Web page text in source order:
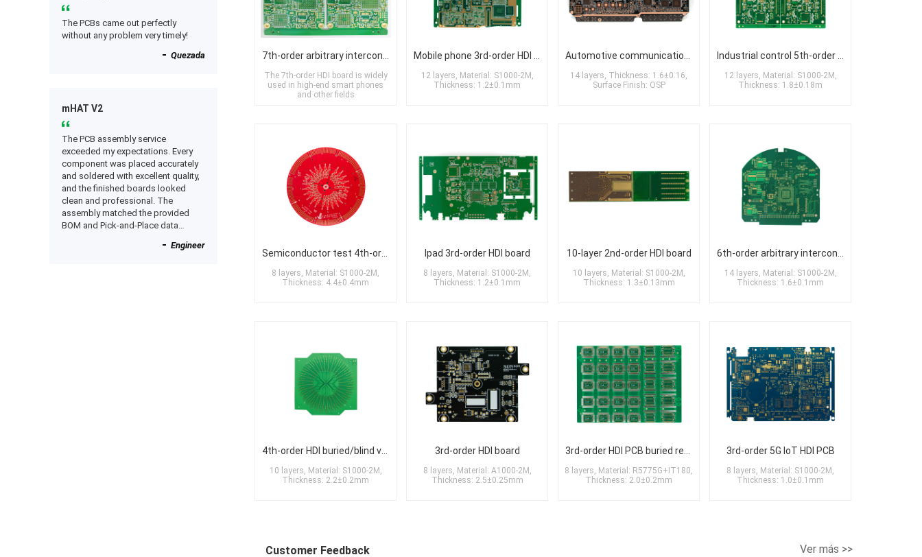
The 7th-order HDI board is widely
used in high-end smart phones
and other fields
12 layers, Material: S1000-2M,
Thickness: 1.2±0.1mm
14 layers, Thickness: 1.6±0.16,
Surface Finish: OSP
12 layers, Material: S1000-2M,
Thickness: 1.8±0.18m
8 layers, Material: S1000-2M,
Thickness: 4.4±0.4mm
Ipad 3rd-order HDI board
8 layers, Material: S1000-2M,
Thickness: 1.2±0.1mm
10-layer 2nd-order HDI board
10 layers, Material: S1000-2M,
Thickness: 1.3±0.13mm
14 layers, Material: S1000-2M,
Thickness: 1.6±0.1mm
10 layers, Material: S1000-2M,
Thickness: 2.2±0.2mm
3rd-order HDI board
8 layers, Material: A1000-2M,
Thickness: 2.5±0.25mm
8 layers, Material: R5775G+IT180,
Thickness: 2.0±0.2mm
3rd-order 5G IoT HDI PCB
8 layers, Material: S1000-2M,
Thickness: 1.0±0.1mm
Customer Feedback Ver más >>
The PCBs came out perfectly
without any problem very timely!
Quezada
mHAT V2
The PCB assembly service
exceeded my expectations. Every
component was placed accurately
and soldered with excellent quality,
and the finished boards looked
clean and professional. The
assembly matched the provided
BOM and Pick-and-Place data
expected after receiving the boards.
Engineer